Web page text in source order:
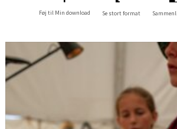
Føj til Min download Se stort format